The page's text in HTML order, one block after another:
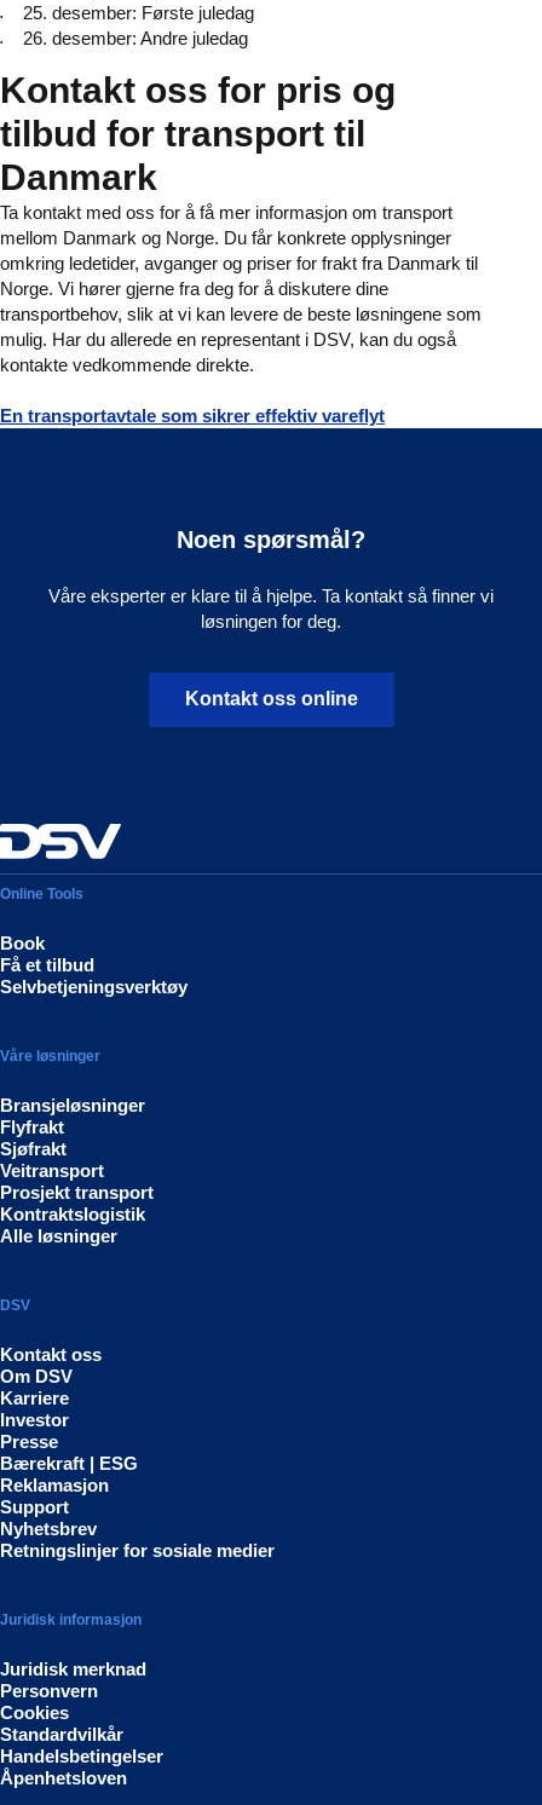
25. desember: Første juledag
26. desember: Andre juledag
Kontakt oss for pris og
tilbud for transport til
Danmark
Ta kontakt med oss for å få mer informasjon om transport
mellom Danmark og Norge. Du får konkrete opplysninger
omkring ledetider, avganger og priser for frakt fra Danmark til
Norge. Vi hører gjerne fra deg for å diskutere dine
transportbehov, slik at vi kan levere de beste løsningene som
mulig. Har du allerede en representant i DSV, kan du også
kontakte vedkommende direkte.
En transportavtale som sikrer effektiv vareflyt
Noen spørsmål?
Våre eksperter er klare til å hjelpe. Ta kontakt så finner vi
løsningen for deg.
Kontakt oss online
Online Tools
Book
Få et tilbud
Selvbetjeningsverktøy
Våre løsninger
Bransjeløsninger
Flyfrakt
Sjøfrakt
Veitransport
Prosjekt transport
Kontraktslogistik
Alle løsninger
DSV
Kontakt oss
Om DSV
Karriere
Investor
Presse
Bærekraft | ESG
Reklamasjon
Support
Nyhetsbrev
Retningslinjer for sosiale medier
Juridisk informasjon
Juridisk merknad
Personvern
Cookies
Standardvilkår
Handelsbetingelser
Åpenhetsloven